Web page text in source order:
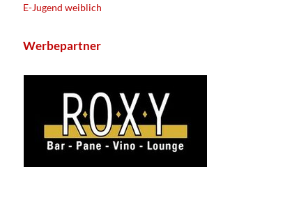
E-Jugend weiblich
Werbepartner